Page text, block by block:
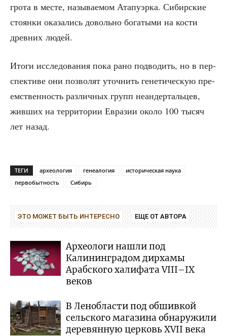
гро­та в месте, назы­ва­е­мом Ата­пу­эр­ка. Сибир­ские
сто­ян­ки ока­за­лись доволь­но бога­ты­ми на кости
древ­них людей.
Ито­ги иссле­до­ва­ния пока рано под­во­дить, но в пер­
спек­ти­ве они поз­во­лят уточ­нить гене­ти­че­скую пре­
ем­ствен­ность раз­лич­ных групп неан­дер­таль­цев,
жив­ших на тер­ри­то­рии Евра­зии око­ло 100 тысяч
лет назад.
ТЕГИ археология генеалогия
историческая наука
первобытность
Сибирь
ЭТО МОЖЕТ БЫТЬ ИНТЕРЕСНО ЕЩЕ ОТ АВТОРА
Археологи нашли под
Калининградом дирхамы
Арабского халифата VIII–IX
веков
В Ленобласти под обшивкой
сельского магазина обнаружили
деревянную церковь XVII века